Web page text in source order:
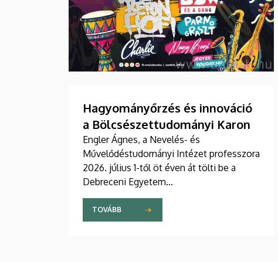
Hagyományőrzés és innováció
a Bölcsészettudományi Karon
Engler Ágnes, a Nevelés- és
Művelődéstudományi Intézet professzora
2026. július 1-től öt éven át tölti be a
Debreceni Egyetem
Bölcsészettudományi Kar dékáni
posztját. Vezetői stratégiájában fontos
szerepet szán a kar hagyományainak, a
TOVÁBB